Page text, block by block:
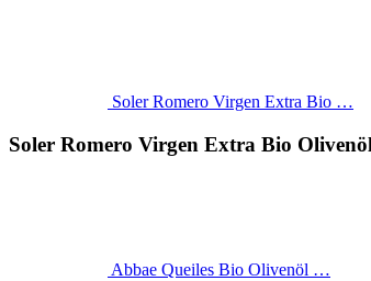
Soler Romero Virgen Extra Bio …
Soler Romero Virgen Extra Bio
Abbae Queiles Bio Olivenöl …